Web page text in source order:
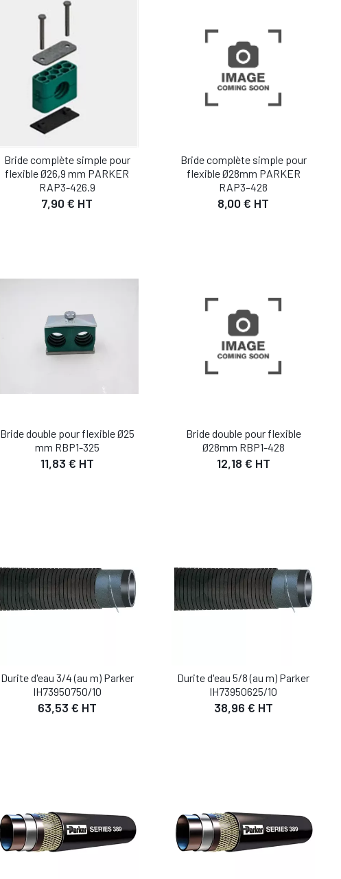
Bride complète simple pour
flexible Ø26,9 mm PARKER
RAP3-426.9
7,90 € HT
Bride complète simple pour
flexible Ø28mm PARKER
RAP3–428
8,00 € HT
Bride double pour flexible Ø25
mm RBP1-325
11,83 € HT
DÉTAIL
AJOUTER AU PANIER
Bride double pour flexible
Ø28mm RBP1-428
12,18 € HT
AJOUTER AU PANIER
Durite d'eau 3/4 (au m) Parker
IH73950750/10
63,53 € HT
Durite d'eau 5/8 (au m) Parker
IH73950625/10
38,96 € HT